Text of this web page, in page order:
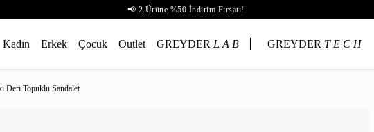
📢 2.Ürüne %50 İndirim Fırsatı!
Kadın Erkek Çocuk Outlet GREYDER L A B GREYDER T E C H
Deri Topuklu Sandalet